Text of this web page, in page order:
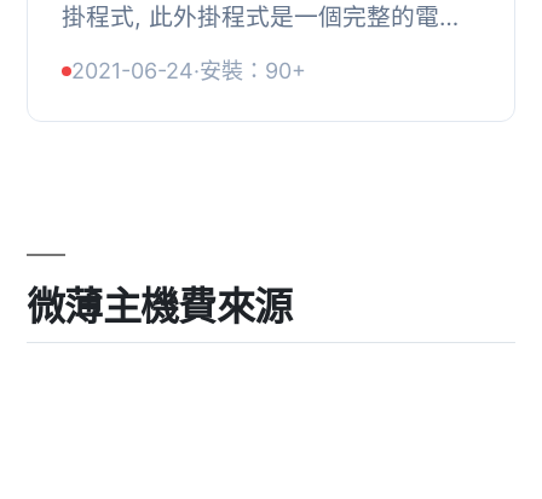
掛程式, 此外掛程式是一個完整的電子
EditionGuard 電子書 DRM 服務完全整
合。, 只需...
2021-06-24·安裝：90+
微薄主機費來源